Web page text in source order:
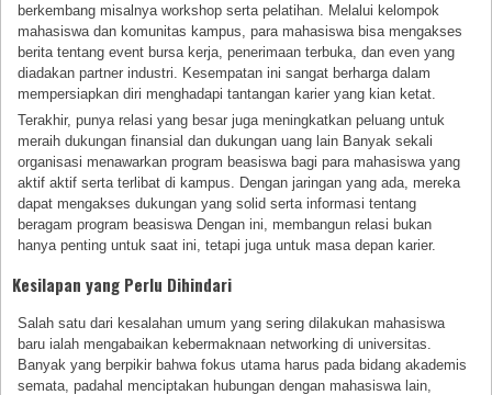
berkembang misalnya workshop serta pelatihan. Melalui kelompok
mahasiswa dan komunitas kampus, para mahasiswa bisa mengakses
berita tentang event bursa kerja, penerimaan terbuka, dan even yang
diadakan partner industri. Kesempatan ini sangat berharga dalam
mempersiapkan diri menghadapi tantangan karier yang kian ketat.
Terakhir, punya relasi yang besar juga meningkatkan peluang untuk
meraih dukungan finansial dan dukungan uang lain Banyak sekali
organisasi menawarkan program beasiswa bagi para mahasiswa yang
aktif aktif serta terlibat di kampus. Dengan jaringan yang ada, mereka
dapat mengakses dukungan yang solid serta informasi tentang
beragam program beasiswa Dengan ini, membangun relasi bukan
hanya penting untuk saat ini, tetapi juga untuk masa depan karier.
Kesilapan yang Perlu Dihindari
Salah satu dari kesalahan umum yang sering dilakukan mahasiswa
baru ialah mengabaikan kebermaknaan networking di universitas.
Banyak yang berpikir bahwa fokus utama harus pada bidang akademis
semata, padahal menciptakan hubungan dengan mahasiswa lain,